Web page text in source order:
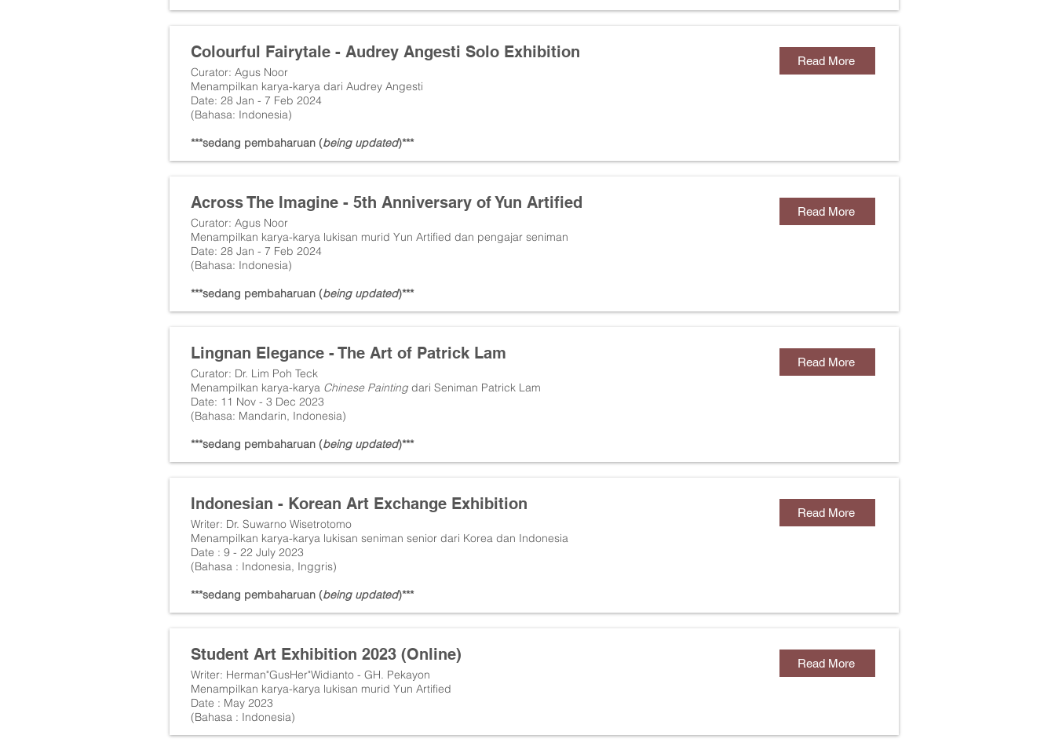
Colourful Fairytale - Audrey Angesti Solo Exhibition
Curator: Agus Noor
Menampilkan karya-karya dari Audrey Angesti
Date: 28 Jan - 7 Feb 2024
(Bahasa: Indonesia)
***sedang pembaharuan (being updated)***
Read More
Across The Imagine - 5th Anniversary of Yun Artified
Curator: Agus Noor
Menampilkan karya-karya lukisan murid Yun Artified dan pengajar seniman
Date: 28 Jan - 7 Feb 2024
(Bahasa: Indonesia)
***sedang pembaharuan (being updated)***
Read More
Lingnan Elegance - The Art of Patrick Lam
Curator: Dr. Lim Poh Teck
Menampilkan karya-karya Chinese Painting dari Seniman Patrick Lam
Date: 11 Nov - 3 Dec 2023
(Bahasa: Mandarin, Indonesia)
***sedang pembaharuan (being updated)***
Read More
Indonesian - Korean Art Exchange Exhibition
Writer: Dr. Suwarno Wisetrotomo
Menampilkan karya-karya lukisan seniman senior dari Korea dan Indonesia
Date : 9 - 22 July 2023
(Bahasa : Indonesia, Inggris)
***sedang pembaharuan (being updated)***
Read More
Student Art Exhibition 2023 (Online)
Writer: Herman"GusHer"Widianto - GH. Pekayon
Menampilkan karya-karya lukisan murid Yun Artified
Date : May 2023
(Bahasa : Indonesia)
Read More